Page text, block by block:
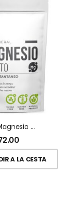
Citrato De Magnesio Halnatur Doypack
A LA CESTA